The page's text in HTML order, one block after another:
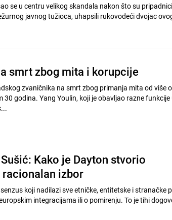
se u centru velikog skandala nakon što su
javnog tužioca, uhapsili rukovodeći dvojac
smrt zbog mita i korupcije
zvaničnika na smrt zbog primanja mita od više
godina. Yang Youlin, koji je obavljao razne funkcije
Kako je Dayton stvorio
izbor
koji nadilazi sve etničke, entitetske i stranačke
integracijama ili o pomirenju. To je tihi